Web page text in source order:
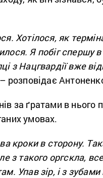
Хотілося, як
Я побіг спершу в
з Нацгвардії вже
– розповідає
за ґратами в нього
умовах.
кроки в сторону.
з такого оргскла,
Упав зір, і з